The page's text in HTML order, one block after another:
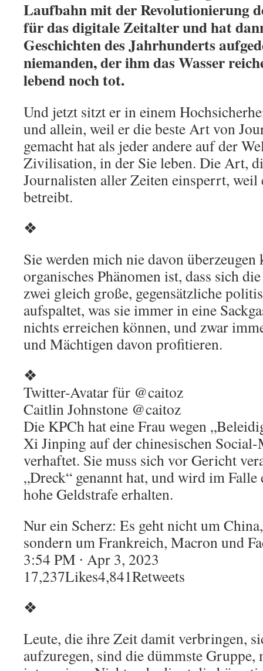
Laufbahn mit der Revolutionierung
für das digitale Zeitalter und hat
Geschichten des Jahrhunderts
niemanden, der ihm das Wasser
lebend noch tot.
Und jetzt sitzt er in einem
und allein, weil er die beste Art von
gemacht hat als jeder andere auf der
Zivilisation, in der Sie leben. Die Art,
Journalisten aller Zeiten einsperrt, weil
betreibt.
❖
Sie werden mich nie davon überzeugen
organisches Phänomen ist, dass sich
zwei gleich große, gegensätzliche
aufspaltet, was sie immer in eine
nichts erreichen können, und zwar
und Mächtigen davon profitieren.
❖
Twitter-Avatar für @caitoz
Caitlin Johnstone @caitoz
Die KPCh hat eine Frau wegen
Xi Jinping auf der chinesischen
verhaftet. Sie muss sich vor Gericht
„Dreck“ genannt hat, und wird im
hohe Geldstrafe erhalten.
Nur ein Scherz: Es geht nicht um
sondern um Frankreich, Macron und
3:54 PM ∙ Apr 3, 2023
17,237Likes4,841Retweets
❖
Leute, die ihre Zeit damit verbringen,
aufzuregen, sind die dümmste